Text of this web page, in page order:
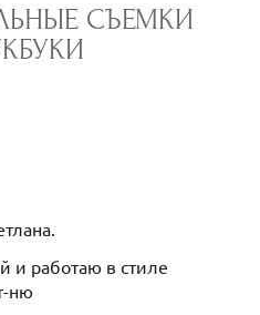
СЪЕМКИ
и работаю в стиле
ню